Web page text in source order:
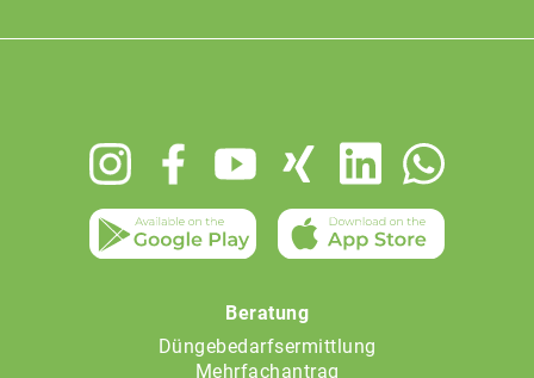
Beratung
Düngebedarfsermittlung
Mehrfachantrag